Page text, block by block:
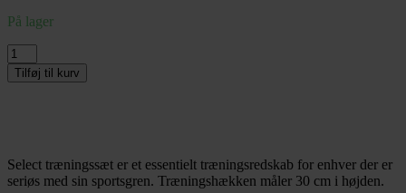
På lager
Select
træningshække
i
-
30
Tilføj til kurv
Select træningssæt er et essentielt træningsredskab for enhver der er
seriøs med sin sportsgren. Træningshækken måler 30 cm i højden.